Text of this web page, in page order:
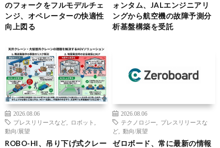
のフォークをフルモデルチェ
ンジ、オペレーターの快適性
向上図る
ォンタム、JALエンジニアリ
ングから航空機の故障予測分
析基盤構築を受託
2026.08.06
プレスリリースなど
ロボット
動向/展望
ROBO-HI、吊り下げ式クレー
2026.08.06
テクノロジー
プレスリリースな
ど
動向/展望
ゼロボード、常に最新の情報